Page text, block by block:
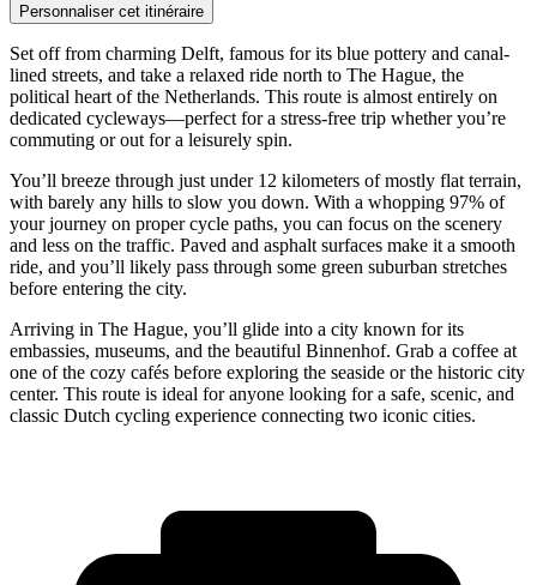
Personnaliser cet itinéraire
Set off from charming Delft, famous for its blue pottery and canal-
lined streets, and take a relaxed ride north to The Hague, the
political heart of the Netherlands. This route is almost entirely on
dedicated cycleways—perfect for a stress-free trip whether you’re
commuting or out for a leisurely spin.
You’ll breeze through just under 12 kilometers of mostly flat terrain,
with barely any hills to slow you down. With a whopping 97% of
your journey on proper cycle paths, you can focus on the scenery
and less on the traffic. Paved and asphalt surfaces make it a smooth
ride, and you’ll likely pass through some green suburban stretches
before entering the city.
Arriving in The Hague, you’ll glide into a city known for its
embassies, museums, and the beautiful Binnenhof. Grab a coffee at
one of the cozy cafés before exploring the seaside or the historic city
center. This route is ideal for anyone looking for a safe, scenic, and
classic Dutch cycling experience connecting two iconic cities.